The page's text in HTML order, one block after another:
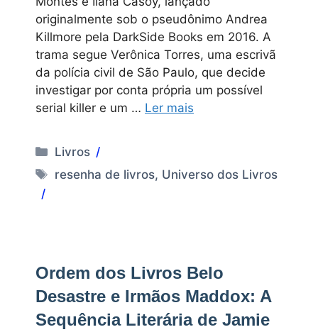
originalmente sob o pseudônimo Andrea
Killmore pela DarkSide Books em 2016. A
trama segue Verônica Torres, uma escrivã
da polícia civil de São Paulo, que decide
investigar por conta própria um possível
serial killer e um … Ler mais
Categorias
Livros
Tags
resenha de livros, Universo dos Livros
Ordem dos Livros Belo
Desastre e Irmãos Maddox: A
Sequência Literária de Jamie